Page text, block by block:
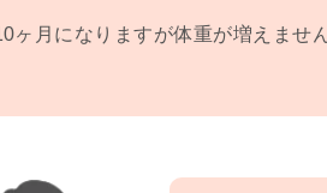
ヶ月になりますが体重が増えませ